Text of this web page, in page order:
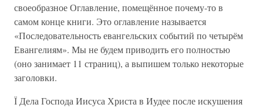
своеобразное Оглавление, помещённое почему-то в
самом конце книги. Это оглавление называется
«Последовательность евангельских событий по четырём
Евангелиям». Мы не будем приводить его полностью
(оно занимает 11 страниц), а выпишем только некоторые
заголовки.
Ї Дела Господа Иисуса Христа в Иудее после искушения